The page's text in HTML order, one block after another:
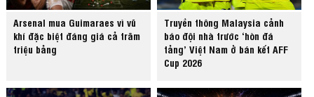
Arsenal mua Guimaraes vì vũ
khí đặc biệt đáng giá cả trăm
triệu bảng
Truyền thông Malaysia cảnh
báo đội nhà trước ‘hòn đá
tảng’ Việt Nam ở bán kết AFF
Cup 2026